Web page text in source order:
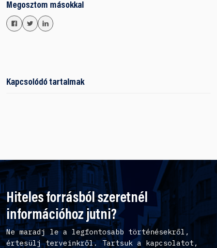
Megosztom másokkal
Kapcsolódó tartalmak
Hiteles forrásból szeretnél
információhoz jutni?
Ne maradj le a legfontosabb történésekről,
értesülj terveinkről. Tartsuk a kapcsolatot,